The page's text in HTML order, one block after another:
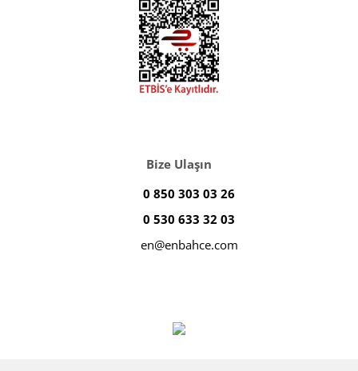
Bize Ulaşın
0 850 303 03 26
0 530 633 32 03
en@enbahce.com